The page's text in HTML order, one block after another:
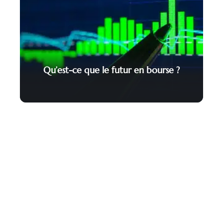
Qu’est-ce que le futur en bourse ?